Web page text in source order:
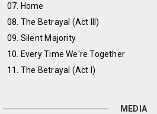
07. Home
08. The Betrayal (Act III)
09. Silent Majority
10. Every Time We're Together
11. The Betrayal (Act I)
MEDIA